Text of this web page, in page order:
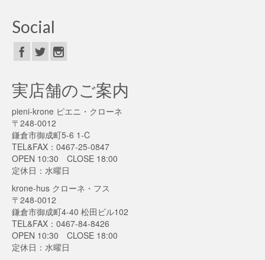
Social
実店舗のご案内
pieni-krone ピエニ・クローネ
〒248-0012
鎌倉市御成町5-6 1-C
TEL&FAX：0467-25-0847
OPEN 10:30 CLOSE 18:00
定休日：水曜日
krone-hus クローネ・フス
〒248-0012
鎌倉市御成町4-40 松田ビル102
TEL&FAX：0467-84-8426
OPEN 10:30 CLOSE 18:00
定休日：水曜日